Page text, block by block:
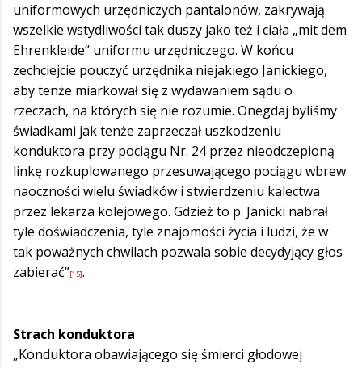
uniformowych urzędniczych pantalonów, zakrywają
wszelkie wstydliwości tak duszy jako też i ciała „mit dem
Ehrenkleide“ uniformu urzędniczego. W końcu
zechciejcie pouczyć urzędnika niejakiego Janickiego,
aby tenże miarkował się z wydawaniem sądu o
rzeczach, na których się nie rozumie. Onegdaj byliśmy
świadkami jak tenże zaprzeczał uszkodzeniu
konduktora przy pociągu Nr. 24 przez nieodczepioną
linkę rozkuplowanego przesuwającego pociągu wbrew
naoczności wielu świadków i stwierdzeniu kalectwa
przez lekarza kolejowego. Gdzież to p. Janicki nabrał
tyle doświadczenia, tyle znajomości życia i ludzi, że w
tak poważnych chwilach pozwala sobie decydyjący głos
zabierać”[15].
Strach konduktora
„Konduktora obawiającego się śmierci głodowej